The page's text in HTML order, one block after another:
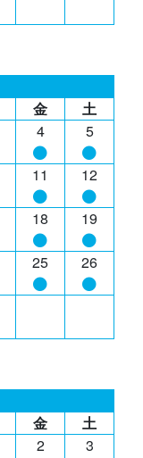
金
土
4 5
11 12
18 19
25 26
金
土
2 3